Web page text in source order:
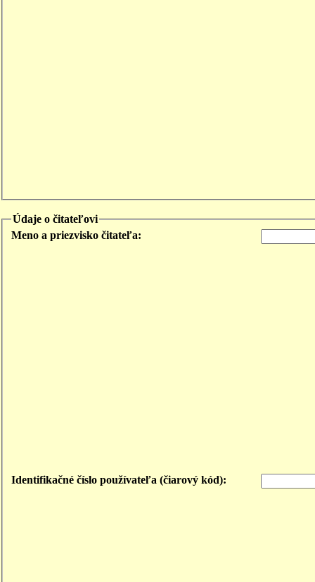
Údaje o čitateľovi
Meno a priezvisko čitateľa:
Identifikačné číslo používateľa (čiarový kód):